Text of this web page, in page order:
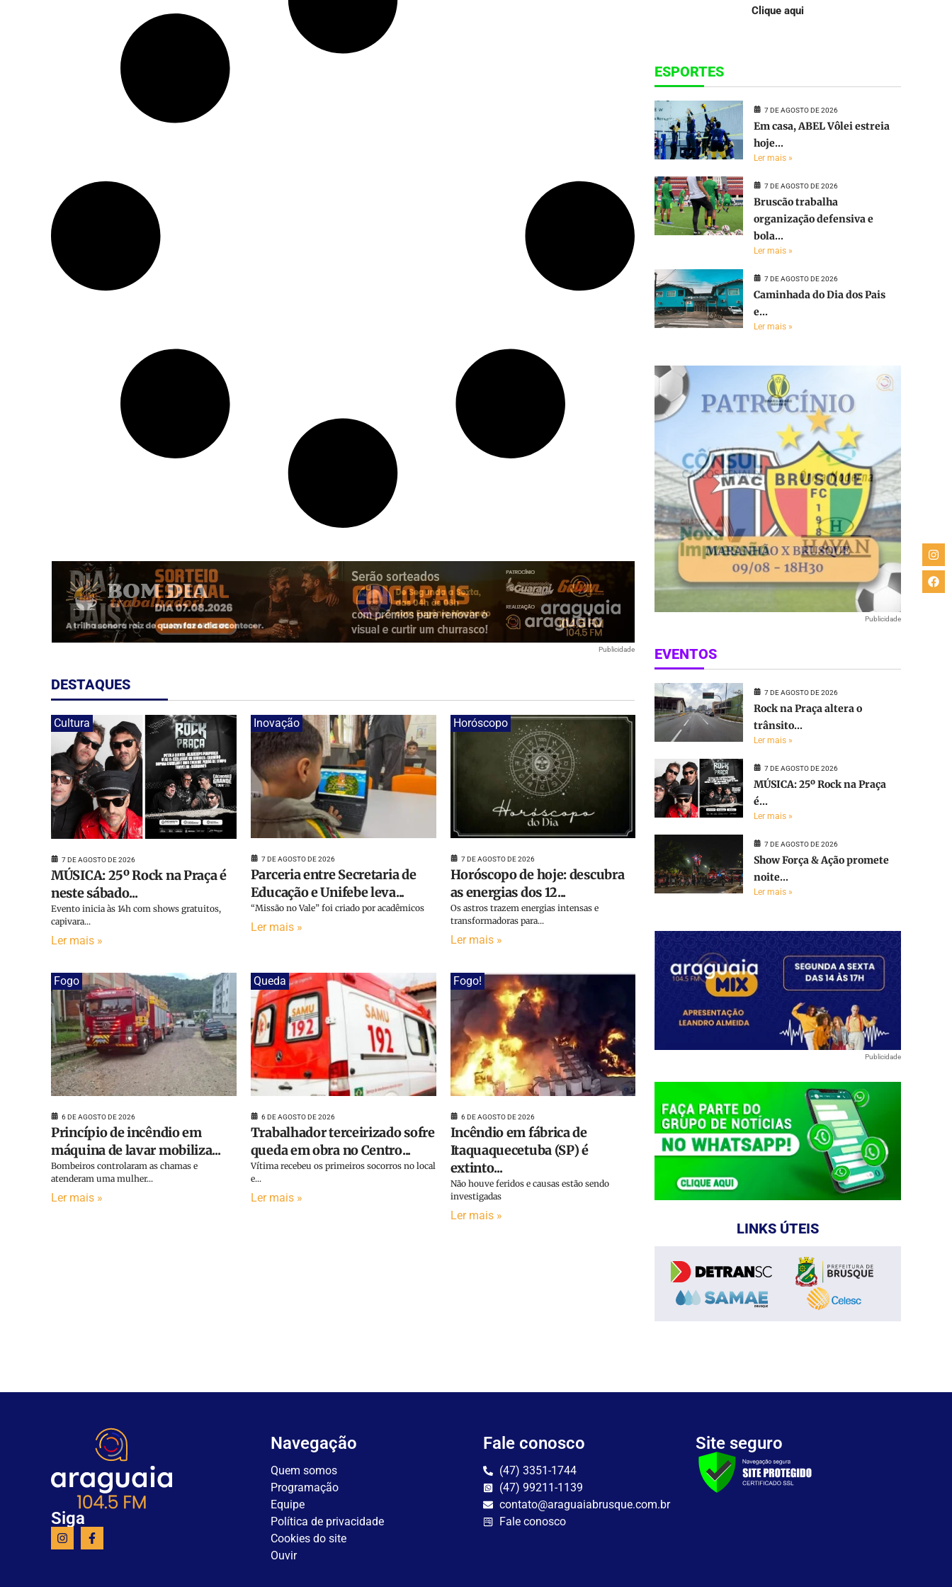
Publicidade
DESTAQUES
Cultura
7 DE AGOSTO DE 2026
MÚSICA: 25º Rock na Praça é
neste sábado...
Evento inicia às 14h com shows gratuitos,
capivara...
Ler mais »
Inovação
7 DE AGOSTO DE 2026
Parceria entre Secretaria de
Educação e Unifebe leva...
“Missão no Vale” foi criado por acadêmicos
Ler mais »
Horóscopo
7 DE AGOSTO DE 2026
Horóscopo de hoje: descubra
as energias dos 12...
Os astros trazem energias intensas e
transformadoras para...
Ler mais »
Fogo
6 DE AGOSTO DE 2026
Princípio de incêndio em
máquina de lavar mobiliza...
Bombeiros controlaram as chamas e
atenderam uma mulher...
Ler mais »
Queda
6 DE AGOSTO DE 2026
Trabalhador terceirizado sofre
queda em obra no Centro...
Vítima recebeu os primeiros socorros no local
e...
Ler mais »
Fogo!
6 DE AGOSTO DE 2026
Incêndio em fábrica de
Itaquaquecetuba (SP) é
extinto...
Não houve feridos e causas estão sendo
investigadas
Ler mais »
Clique aqui
ESPORTES
7 DE AGOSTO DE 2026
Em casa, ABEL Vôlei estreia
hoje...
Ler mais »
7 DE AGOSTO DE 2026
Bruscão trabalha
organização defensiva e
bola...
Ler mais »
7 DE AGOSTO DE 2026
Caminhada do Dia dos Pais
e...
Ler mais »
Publicidade
EVENTOS
7 DE AGOSTO DE 2026
Rock na Praça altera o
trânsito...
Ler mais »
7 DE AGOSTO DE 2026
MÚSICA: 25º Rock na Praça
é...
Ler mais »
7 DE AGOSTO DE 2026
Show Força & Ação promete
noite...
Ler mais »
Publicidade
LINKS ÚTEIS
Siga
Navegação
Quem somos
Programação
Equipe
Política de privacidade
Cookies do site
Ouvir
Fale conosco
(47) 3351-1744
(47) 99211-1139
contato@araguaiabrusque.com.br
Fale conosco
Site seguro